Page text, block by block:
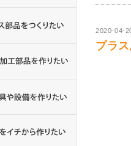
2020-04-
プラ